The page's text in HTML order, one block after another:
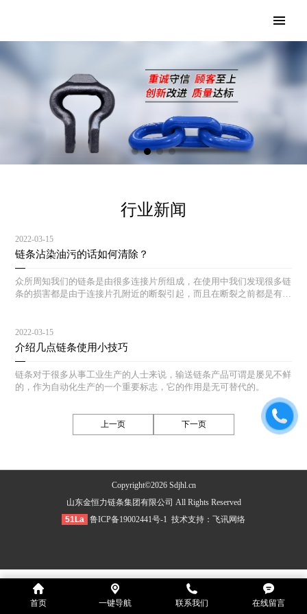
行业新闻
2022-03-15
链条沾染油污的话如何清除？
众所周知我们的链条是由很多连接片所组成，在使用中我们发现很多链
条的损害都是由于连接片孔附近的断裂引起，而且在断裂之前都是有先
2022-03-15
介绍几点链条使用小技巧
链条对于很多从事工业生产的人士来说，输送链条产品可谓是屡见不鲜
的，作为自动化生产的一个重要标志，它的作用是无可替代的。
上一页 下一页
Copyright©2026 Sdjhl.cn
山东金恒力链条集团有限公司 All Rights Reserved
51La
鲁ICP备19002441号-1 技术支持： 飞讯网络
首页 一键导航 联系我们 在线留言